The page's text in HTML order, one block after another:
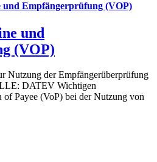
Empfängerprüfung (VOP)
und
(VOP)
Nutzung der Empfängerüberprüfung
DATEV Wichtigen
Payee (VoP) bei der Nutzung von